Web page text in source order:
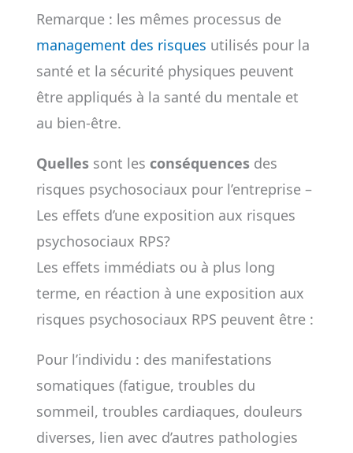
Remarque : les mêmes processus de
management des risques utilisés pour la
santé et la sécurité physiques peuvent
être appliqués à la santé du mentale et
au bien-être.
Quellessont les conséquencesdes
risques psychosociaux pour l’entreprise –
Les effets d’une exposition aux risques
psychosociaux RPS?
Les effets immédiats ou à plus long
terme, en réaction à une exposition aux
risques psychosociaux RPS peuvent être :
Pour l’individu : des manifestations
somatiques (fatigue, troubles du
sommeil, troubles cardiaques, douleurs
diverses, lien avec d’autres pathologies